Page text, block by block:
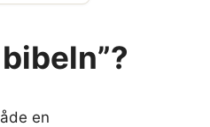
en